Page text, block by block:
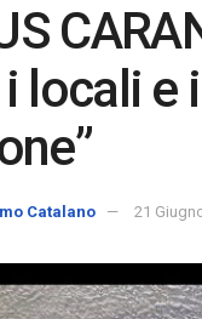
locali e
Catalano 21